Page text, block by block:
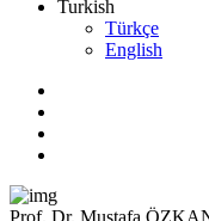
Turkish
Türkçe
English
Prof. Dr. Mustafa